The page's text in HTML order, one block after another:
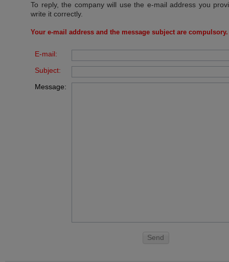
To reply, the company will use the e-mail address you
write it correctly.
Your e-mail address and the message subject are compulsory.
E-mail:
Subject:
Message:
Send